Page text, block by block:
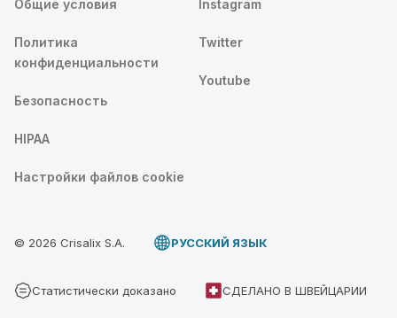
Общие условия
Политика
конфиденциальности
Безопасность
HIPAA
Настройки файлов cookie
Instagram
Twitter
Youtube
© 2026 Crisalix S.A. PУССКИЙ ЯЗЫК
Статистически доказано СДЕЛАНО В ШВЕЙЦАРИИ